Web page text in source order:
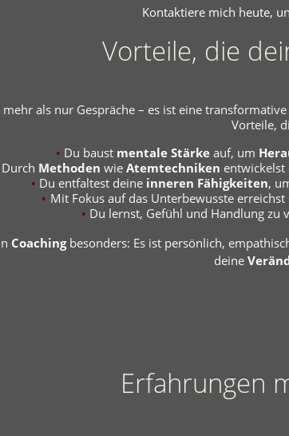
Kontaktiere mich heute,
Vorteile, die
als nur Gespräche – es ist eine
Vorteile,
Du baust mentale Stärke auf, um
Durch Methoden wie Atemtechniken entwickelst
Du entfaltest deine inneren Fähigkeiten,
Mit Fokus auf das Unterbewusste erreichst
Du lernst, Gefühl und Handlung zu
Coachingbesonders: Es ist persönlich,
deine
Erfahrungen